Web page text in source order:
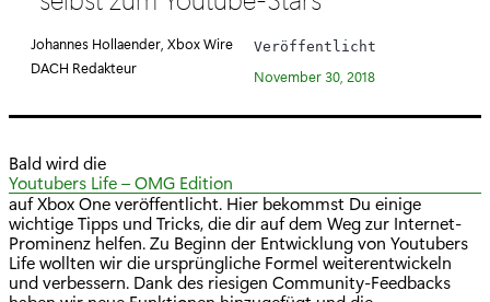
g
o
i
e
:
Johannes Hollaender, Xbox Wire
DACH Redakteur
Veröffentlicht
November 30, 2018
Bald wird die
Youtubers Life – OMG Edition
auf Xbox One veröffentlicht. Hier bekommst Du einige
wichtige Tipps und Tricks, die dir auf dem Weg zur Internet-
Prominenz helfen. Zu Beginn der Entwicklung von Youtubers
Life wollten wir die ursprüngliche Formel weiterentwickeln
und verbessern. Dank des riesigen Community-Feedbacks